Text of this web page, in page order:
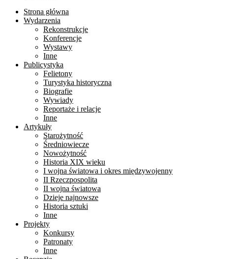
Strona główna
Wydarzenia
Rekonstrukcje
Konferencje
Wystawy
Inne
Publicystyka
Felietony
Turystyka historyczna
Biografie
Wywiady
Reportaże i relacje
Inne
Artykuły
Starożytność
Średniowiecze
Nowożytność
Historia XIX wieku
I wojna światowa i okres międzywojenny
II Rzeczpospolita
II wojna światowa
Dzieje najnowsze
Historia sztuki
Inne
Projekty
Konkursy
Patronaty
Inne